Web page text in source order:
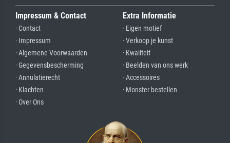
Impressum & Contact
· Contact
· Impressum
· Algemene Voorwaarden
· Gegevensbescherming
· Annulatierecht
· Klachten
· Over Ons
Extra Informatie
· Eigen motief
· Verkoop je kunst
· Kwaliteit
· Beelden van ons werk
· Accessoires
· Monster bestellen